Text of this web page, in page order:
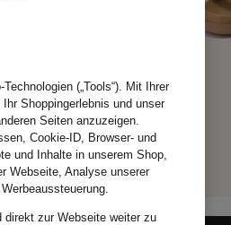
(„Tools“). Mit Ihrer
Shoppingerlebnis und unser
Seiten anzuzeigen.
Cookie-ID, Browser- und
und Inhalte in unserem Shop,
Webseite, Analyse unserer
direkt zur Webseite weiter zu